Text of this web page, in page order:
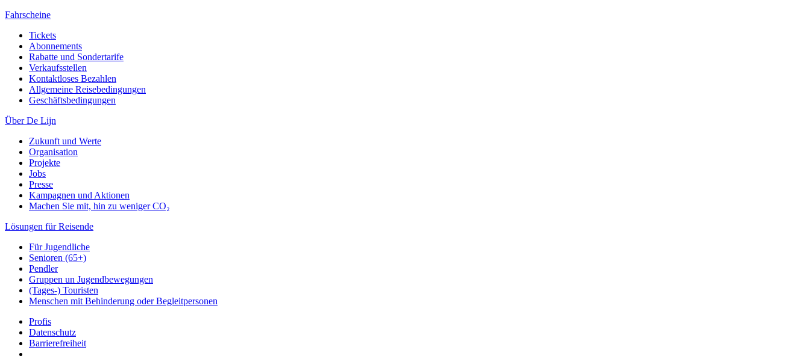
Fahrscheine
Tickets
Abonnements
Rabatte und Sondertarife
Verkaufsstellen
Kontaktloses Bezahlen
Allgemeine Reisebedingungen
Geschäftsbedingungen
Über De Lijn
Zukunft und Werte
Organisation
Projekte
Jobs
Presse
Kampagnen und Aktionen
Machen Sie mit, hin zu weniger CO₂
Lösungen für Reisende
Für Jugendliche
Senioren (65+)
Pendler
Gruppen un Jugendbewegungen
(Tages-) Touristen
Menschen mit Behinderung oder Begleitpersonen
Profis
Datenschutz
Barrierefreiheit